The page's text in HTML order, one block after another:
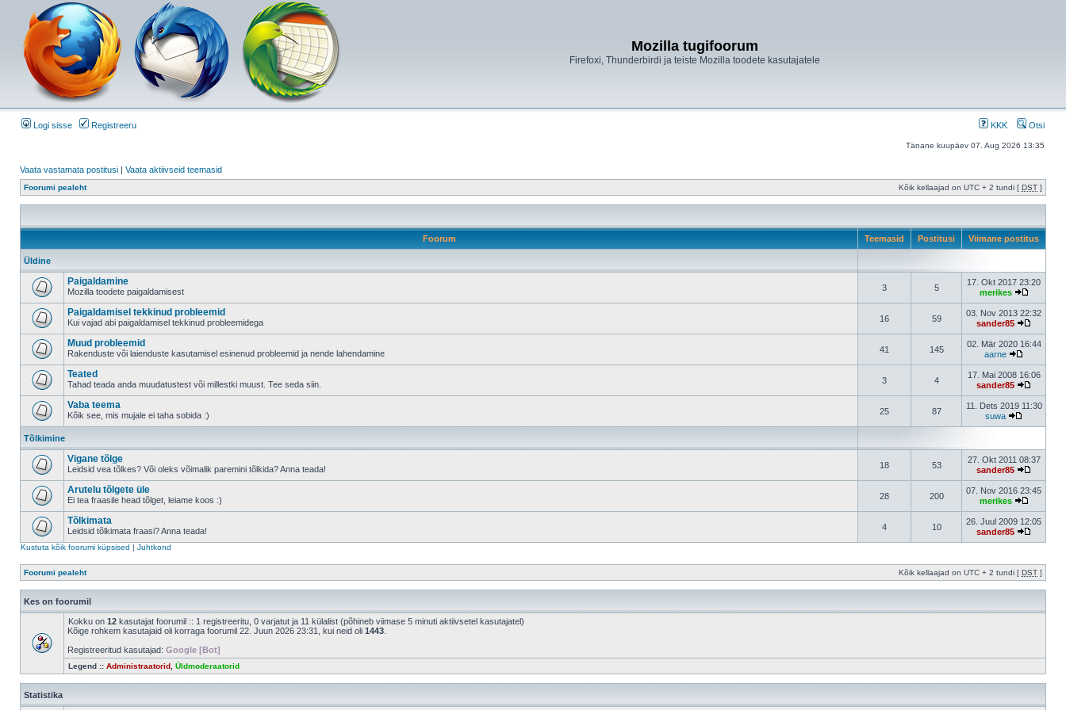
Mozilla tugifoorum
Firefoxi, Thunderbirdi ja teiste Mozilla toodete kasutajatele
Logi sisse Registreeru KKK Otsi
Tänane kuupäev 07. Aug 2026 13:35
Vaata vastamata postitusi | Vaata aktiivseid teemasid
Foorumi pealeht Kõik kellaajad on UTC + 2 tundi [ DST ]
Foorum Teemasid Postitusi Viimane postitus
Üldine
Paigaldamine
Mozilla toodete paigaldamisest 3 5
17. Okt 2017 23:20
merikes
Paigaldamisel tekkinud probleemid
Kui vajad abi paigaldamisel tekkinud probleemidega 16 59
03. Nov 2013 22:32
sander85
Muud probleemid
Rakenduste või laienduste kasutamisel esinenud probleemid ja nende lahendamine 41 145
02. Mär 2020 16:44
aarne
Teated
Tahad teada anda muudatustest või millestki muust. Tee seda siin. 3 4
17. Mai 2008 16:06
sander85
Vaba teema
Kõik see, mis mujale ei taha sobida :) 25 87
11. Dets 2019 11:30
suwa
Tõlkimine
Vigane tõlge
Leidsid vea tõlkes? Või oleks võimalik paremini tõlkida? Anna teada! 18 53
27. Okt 2011 08:37
sander85
Arutelu tõlgete üle
Ei tea fraasile head tõlget, leiame koos :) 28 200
07. Nov 2016 23:45
merikes
Tõlkimata
Leidsid tõlkimata fraasi? Anna teada! 4 10
26. Juul 2009 12:05
sander85
Kustuta kõik foorumi küpsised | Juhtkond
Foorumi pealeht Kõik kellaajad on UTC + 2 tundi [ DST ]
Kes on foorumil
Kokku on 12 kasutajat foorumil :: 1 registreeritu, 0 varjatut ja 11 külalist (põhineb viimase 5 minuti aktiivsetel kasutajatel)
Kõige rohkem kasutajaid oli korraga foorumil 22. Juun 2026 23:31, kui neid oli 1443
Registreeritud kasutajad: Google [Bot]
Legend :: Administraatorid Üldmoderaatorid
Statistika